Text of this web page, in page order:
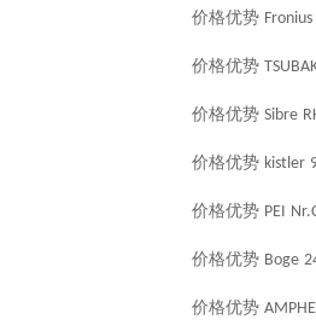
价格优势 Fronius
价格优势
价格优势 Sibre
价格优势 kistler
价格优势 PEI
价格优势 Boge
价格优势